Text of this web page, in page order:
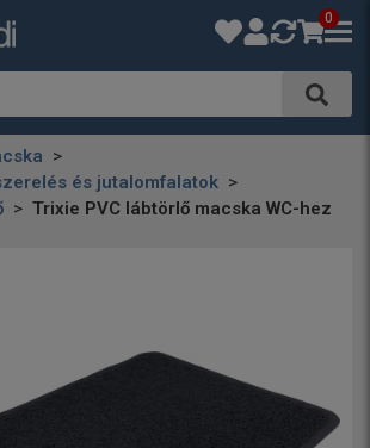
0
és jutalomfalatok
Trixie PVC lábtörlő macska WC-hez